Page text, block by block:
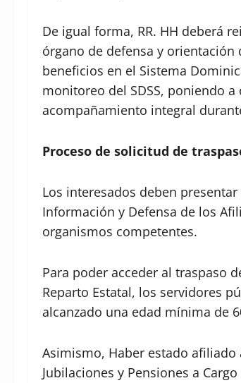
De igual forma, RR. HH deberá
órgano de defensa y
beneficios en el Sistema
monitoreo del SDSS, poniendo
acompañamiento integral
Proceso de solicitud de
Los interesados deben
Información y Defensa de los
organismos competentes.
Para poder acceder al traspaso
Reparto Estatal, los servidores
alcanzado una edad mínima de
Asimismo, Haber estado
Jubilaciones y Pensiones a